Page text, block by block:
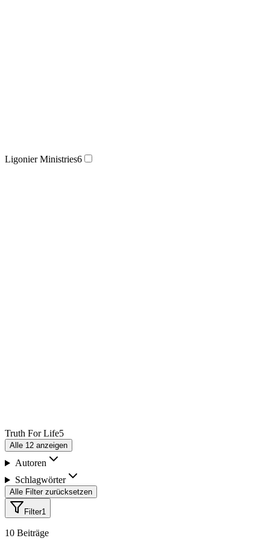
Ligonier Ministries6
Truth For Life5
Alle 12 anzeigen
Autoren
Schlagwörter
Alle Filter zurücksetzen
Filter1
10 Beiträge